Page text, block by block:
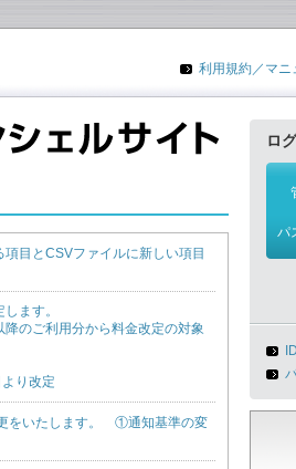
利用規約／マニ
目とCSVファイルに新しい項目
ます。
のご利用分から料金改定の対象
り改定
をいたします。 ①通知基準の変
ロ
パ